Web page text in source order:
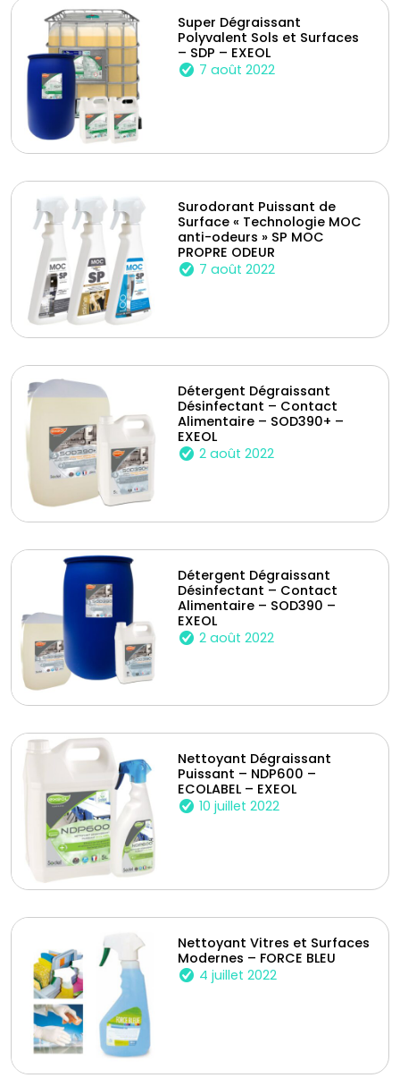
Super Dégraissant
Polyvalent Sols et Surfaces
– SDP – EXEOL
7 août 2022
Surodorant Puissant de
Surface « Technologie MOC
anti-odeurs » SP MOC
PROPRE ODEUR
7 août 2022
Détergent Dégraissant
Désinfectant – Contact
Alimentaire – SOD390+ –
EXEOL
2 août 2022
Détergent Dégraissant
Désinfectant – Contact
Alimentaire – SOD390 –
EXEOL
2 août 2022
Nettoyant Dégraissant
Puissant – NDP600 –
ECOLABEL – EXEOL
10 juillet 2022
Nettoyant Vitres et Surfaces
Modernes – FORCE BLEU
4 juillet 2022